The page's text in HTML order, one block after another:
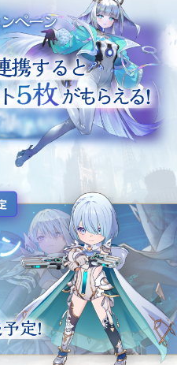
準備OK」をつけて、Xに
。
済みの場合は、既存の
にサインイン後、ハッシ
をつけて、応援コメン
まで
で応募していただくこ
び株式会社Cygames(以
バシーポリシーに同意い
ただいたものとみなし
法定代理人の同意を得